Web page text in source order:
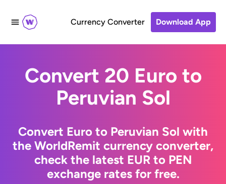
Currency Converter Download App
Convert 20 Euro to
Peruvian Sol
Convert Euro to Peruvian Sol with
the WorldRemit currency converter,
check the latest EUR to PEN
exchange rates for free.